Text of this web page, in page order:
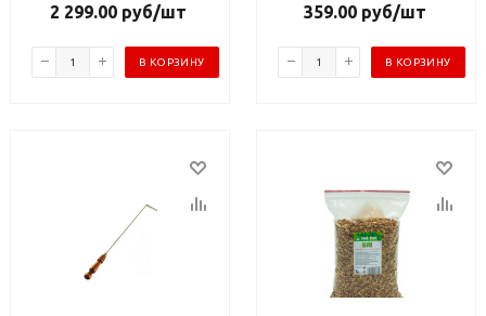
2 299.00 руб/шт
В КОРЗИНУ
359.00руб/шт
В КОРЗИНУ